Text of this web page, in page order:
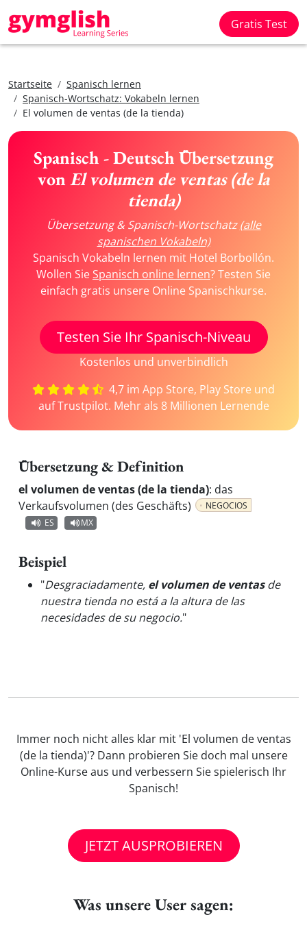
Gratis Test
Startseite
Spanisch lernen
Spanisch-Wortschatz: Vokabeln lernen
El volumen de ventas (de la tienda)
Spanisch - Deutsch Übersetzung
vonEl volumen de ventas (de la
tienda)
Übersetzung & Spanisch-Wortschatz(alle
spanischen Vokabeln)
Spanisch Vokabeln lernen mit Hotel Borbollón.
Wollen SieSpanisch online lernen? Testen Sie
einfach gratis unsere Online Spanischkurse.
Testen Sie Ihr Spanisch-Niveau
Kostenlos und unverbindlich
4,7 im App Store, Play Store und
auf Trustpilot. Mehr als 8 Millionen Lernende
Übersetzung & Definition
el volumen de ventas (de la tienda): das
Verkaufsvolumen (des Geschäfts)
NEGOCIOS
ES
MX
Beispiel
"Desgraciadamente, el volumen de ventasde
nuestra tienda no está a la altura de las
necesidades de su negocio."
Immer noch nicht alles klar mit 'El volumen de ventas
(de la tienda)'? Dann probieren Sie doch mal unsere
Online-Kurse aus und verbessern Sie spielerisch Ihr
Spanisch!
JETZT AUSPROBIEREN
Was unsere User sagen: